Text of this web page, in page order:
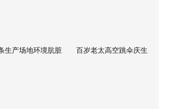
生产场地环境肮脏 百岁老太高空跳伞庆生